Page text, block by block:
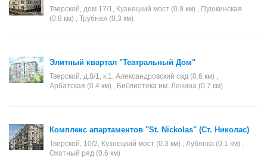
Тверской, дом 17/1, Кузнецкий мост (0.9 км) , Пушкинская
(0.8 км) , Трубная (0.3 км)
Элитный квартал "Театральный Дом"
Тверской, д.8/1, к.1, Александровский сад (0.6 км) ,
Арбатская (0.4 км) , Библиотека им. Ленина (0.7 км)
Комплекс апартаментов "St. Nickolas" (Ст. Николас)
Тверской, 10/2, Кузнецкий мост (0.3 км) , Лубянка (0.1 км) ,
Охотный ряд (0.6 км)